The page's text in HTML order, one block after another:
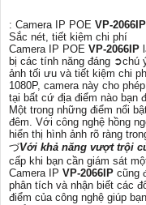
: Camera IP POE VP-2066IP
Sắc nét, tiết kiệm chi phí
Camera IP POE VP-2066IP
bị các tính năng đáng ➲chú
ảnh tối ưu và tiết kiệm chi
1080P, camera này cho
tại bất cứ địa điểm nào bạn
Một trong những điểm nổi
đêm. Với công nghệ hồng
hiển thị hình ảnh rõ ràng
づVới khả năng vượt trội
cấp khi bạn cần giám sát
Camera IP VP-2066IP cũng
phân tích và nhận biết các
điểm của công nghệ giúp